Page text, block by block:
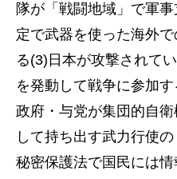
隊が「戦闘地域」で軍
定で武器を使った海外
る(3)日本が攻撃されて
を発動して戦争に参加
政府・与党が集団的自
して持ち出す武力行使
秘密保護法で国民には